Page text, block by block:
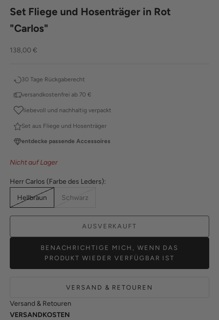
Set Fliege und Hosenträger in Rot
"Carlos"
Angebot
138,00 €
30 Tage Rückgaberecht
versandkostenfrei ab 70 €
liebevoll und nachhaltig verpackt
Set aus Fliege und Hosenträger
entdecke passende Accessoires
Nicht auf Lager
Herr Carlos (Farbe des Leders):
Hellbraun
Schwarz
AUSVERKAUFT
BENACHRICHTIGE MICH, WENN DAS
PRODUKT WIEDER VERFÜGBAR IST
VERSAND & RETOUREN
Versand & Retouren
VERSANDKOSTEN